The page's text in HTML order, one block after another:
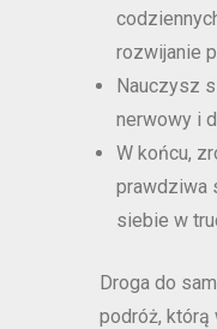
rozwijanie
Nauczysz
nerwowy i
W końcu,
prawdziwa
siebie w
Droga do
podróż, którą